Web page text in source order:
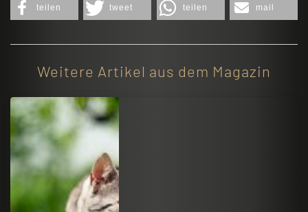
teilen tweet teilen mail
Weitere Artikel aus dem Magazin